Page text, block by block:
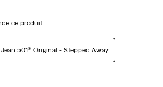
ce produit.
Jean 501® Original - Stepped Away